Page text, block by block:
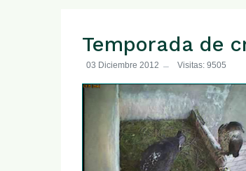
Temporada de
03 Diciembre 2012 Visitas: 9505